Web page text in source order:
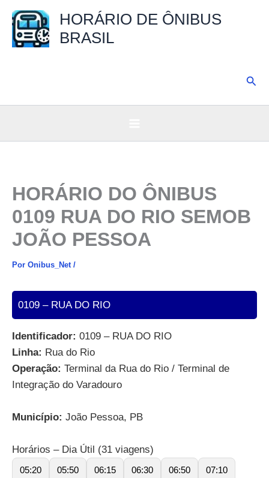
para
HORÁRIO DE ÔNIBUS
BRASIL
HORÁRIO DO ÔNIBUS
0109 RUA DO RIO SEMOB
JOÃO PESSOA
Por Onibus_Net /
0109 – RUA DO RIO
Identificador: 0109 – RUA DO RIO
Linha: Rua do Rio
Operação: Terminal da Rua do Rio / Terminal de
Integração do Varadouro
Município: João Pessoa, PB
Horários – Dia Útil (31 viagens)
05:20 05:50 06:15 06:30 06:50 07:10